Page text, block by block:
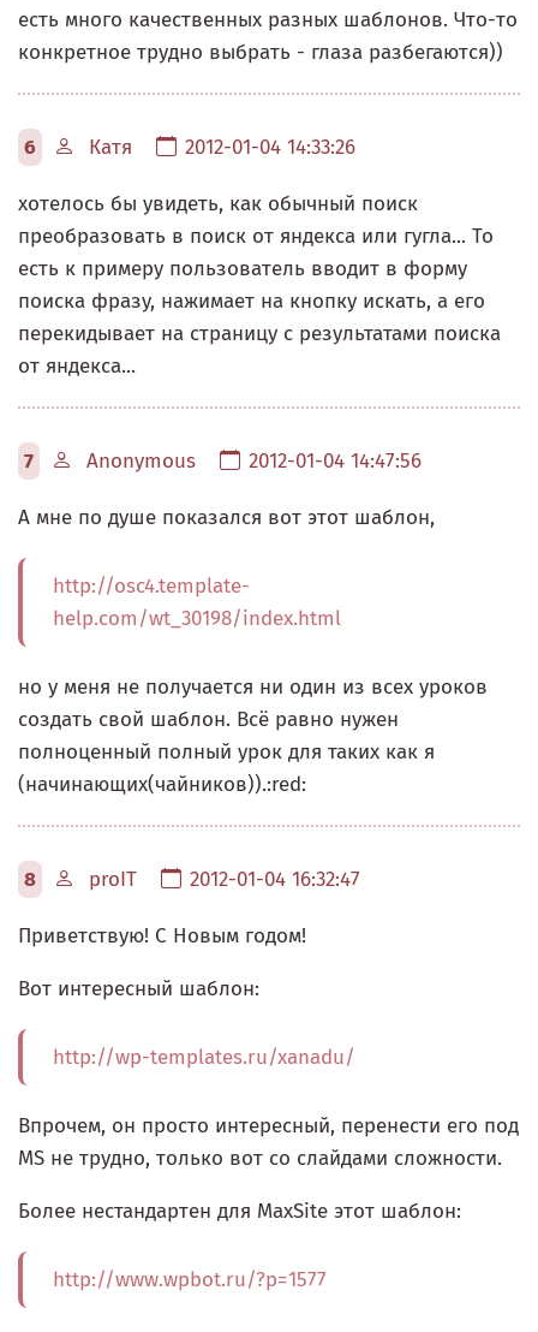
есть много качественных разных шаблонов. Что-то
конкретное трудно выбрать - глаза разбегаются))
6 Катя 2012-01-04 14:33:26
хотелось бы увидеть, как обычный поиск
преобразовать в поиск от яндекса или гугла... То
есть к примеру пользователь вводит в форму
поиска фразу, нажимает на кнопку искать, а его
перекидывает на страницу с результатами поиска
от яндекса...
7 Anonymous 2012-01-04 14:47:56
А мне по душе показался вот этот шаблон,
http://osc4.template-
help.com/wt_30198/index.html
но у меня не получается ни один из всех уроков
создать свой шаблон. Всё равно нужен
полноценный полный урок для таких как я
(начинающих(чайников)).:red:
8 proIT 2012-01-04 16:32:47
Приветствую! С Новым годом!
Вот интересный шаблон:
http://wp-templates.ru/xanadu/
Впрочем, он просто интересный, перенести его под
MS не трудно, только вот со слайдами сложности.
Более нестандартен для MaxSite этот шаблон:
http://www.wpbot.ru/?p=1577